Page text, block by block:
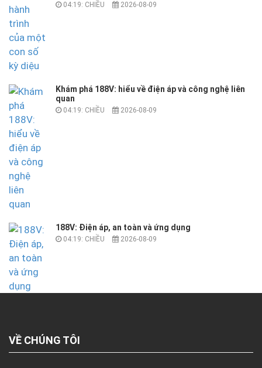
04:19: CHIỀU 2026-08-09
Khám phá 188V: hiểu về điện áp và công nghệ liên
quan
04:19: CHIỀU 2026-08-09
188V: Điện áp, an toàn và ứng dụng
04:19: CHIỀU 2026-08-09
VỀ CHÚNG TÔI